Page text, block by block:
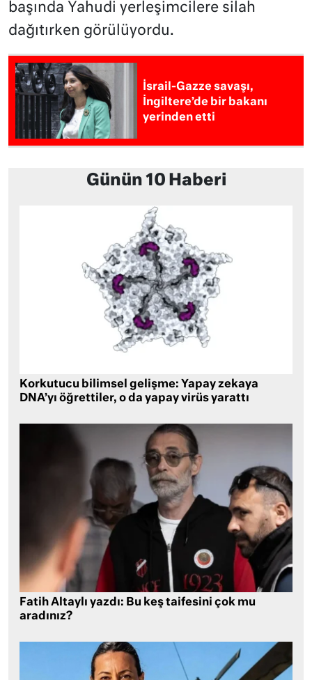
başında Yahudi yerleşimcilere silah
dağıtırken görülüyordu.
İsrail-Gazze savaşı,
İngiltere’de bir bakanı
yerinden etti
Günün 10 Haberi
Korkutucu bilimsel gelişme: Yapay zekaya
DNA’yı öğrettiler, o da yapay virüs yarattı
Fatih Altaylı yazdı: Bu keş taifesini çok mu
aradınız?